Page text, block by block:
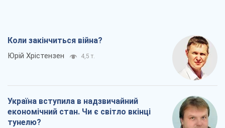
Коли закінчиться війна?
Юрій Хрістензен 4,5 т.
Україна вступила в надзвичайний
економічний стан. Чи є світло вкінці
тунелю?